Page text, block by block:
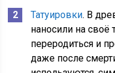
Татуировки. В
наносили на
переродиться и
даже после